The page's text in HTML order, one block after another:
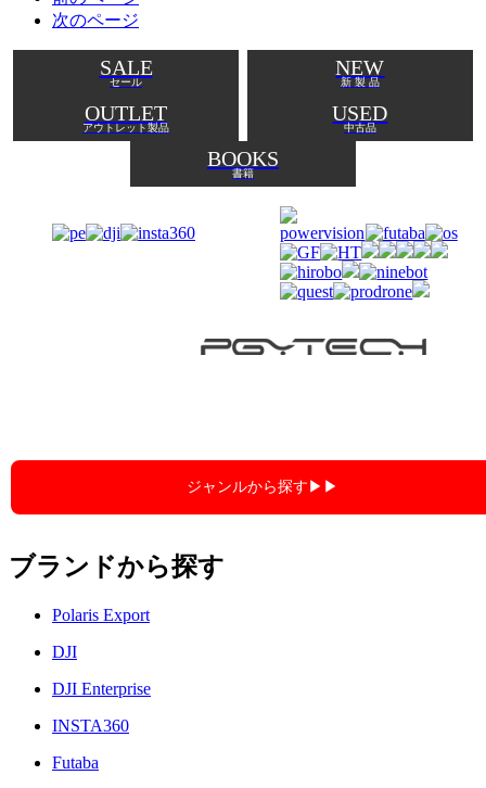
次のページ
SALE
セール
NEW
新 製 品
OUTLET
アウトレット製品
USED
中古品
BOOKS
書籍
ジャンルから探す▶︎▶︎
ブランドから探す
Polaris Export
DJI
DJI Enterprise
INSTA360
Futaba